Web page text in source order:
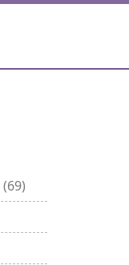
(69)